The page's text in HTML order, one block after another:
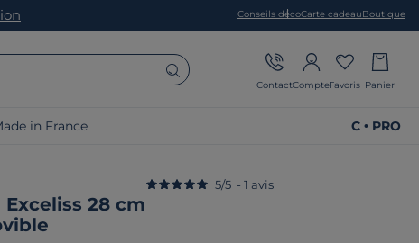
Conseils décoCarte cadeauBoutique
ContactCompteFavoris Panier
in France C • PRO
28 cm
5/5 - 1 avis